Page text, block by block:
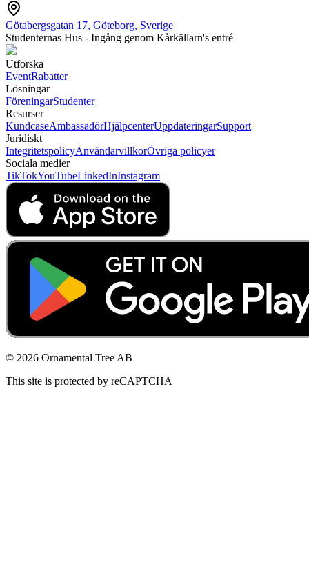
Götabergsgatan 17, Göteborg, Sverige
Studenternas Hus - Ingång genom Kårkällarn's entré
Utforska
EventRabatter
Lösningar
FöreningarStudenter
Resurser
KundcaseAmbassadörHjälpcenterUppdateringarSupport
Juridiskt
IntegritetspolicyAnvändarvillkorÖvriga policyer
Sociala medier
TikTokYouTubeLinkedInInstagram
© 2026 Ornamental Tree AB
This site is protected by reCAPTCHA